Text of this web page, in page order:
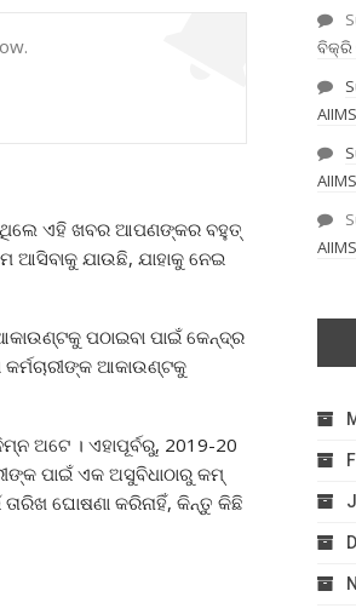
ଏହି ଖବର ଆପଣଙ୍କର ବହୁତ୍
ଆସିବାକୁ ଯାଉଛି, ଯାହାକୁ ନେଇ
ପଠାଇବା ପାଇଁ କେନ୍ଦ୍ର
ଆକାଉଣ୍ଟକୁ
ଅଟେ । ଏହାପୂର୍ବରୁ, 2019-20
ପାଇଁ ଏକ ଅସୁବିଧାଠାରୁ କମ୍
ତାରିଖ ଘୋଷଣା କରିନାହିଁ, କିନ୍ତୁ କିଛି
ବିକ୍ରି